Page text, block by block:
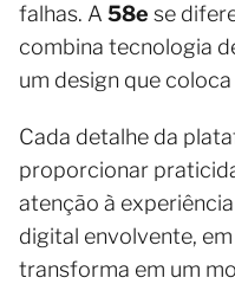
falhas. A 58e se
combina tecnologia
um design que
Cada detalhe da
proporcionar
atenção à
digital envolvente,
transforma em um